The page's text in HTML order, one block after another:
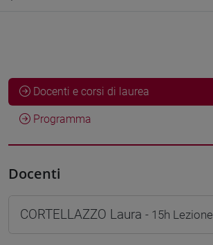
Docenti e corsi di laurea
Programma
Docenti
CORTELLAZZO Laura - 15h Lezione